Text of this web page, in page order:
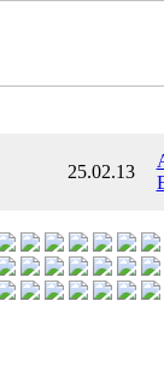
25.02.13